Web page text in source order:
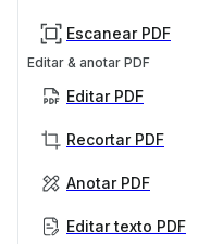
Escanear PDF
Editar & anotar PDF
Editar PDF
Recortar PDF
Anotar PDF
Editar texto PDF